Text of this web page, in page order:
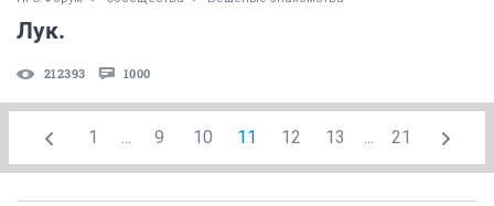
Лук.
212393 1000
1 ... 9 10 11 12 13 ... 21